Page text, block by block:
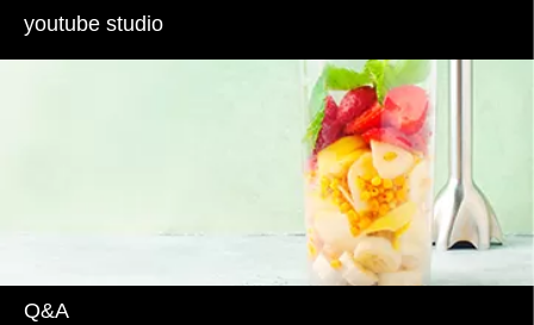
youtube studio
Q&A